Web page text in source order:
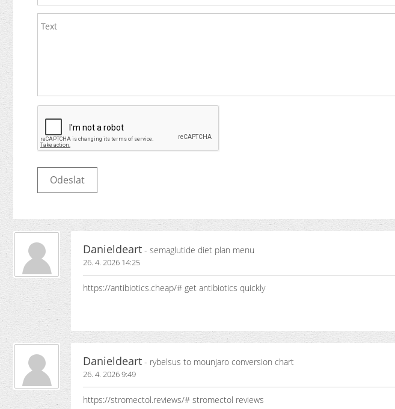
Danieldeart - semaglutide diet plan menu
26. 4. 2026 14:25
https://antibiotics.cheap/# get antibiotics quickly
Danieldeart - rybelsus to mounjaro conversion chart
26. 4. 2026 9:49
https://stromectol.reviews/# stromectol reviews